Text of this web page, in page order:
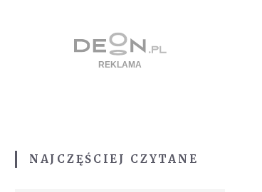
NAJCZĘŚCIEJ CZYTANE